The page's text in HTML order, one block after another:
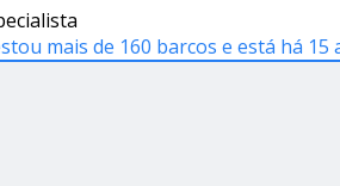
mais de 160 barcos e está há 15